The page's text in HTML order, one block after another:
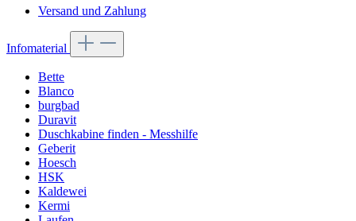
Versand und Zahlung
Infomaterial
Bette
Blanco
burgbad
Duravit
Duschkabine finden - Messhilfe
Geberit
Hoesch
HSK
Kaldewei
Kermi